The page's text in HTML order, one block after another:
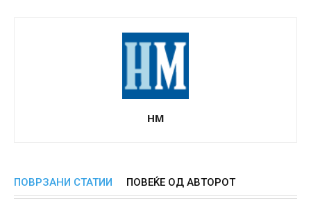
НМ
ПОВРЗАНИ СТАТИИ ПОВЕЌЕ ОД АВТОРОТ